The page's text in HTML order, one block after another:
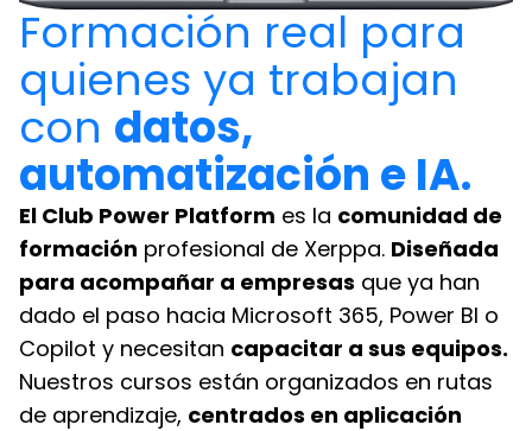
Formación real para
quienes ya trabajan
con datos,
automatización e IA.
El Club Power Platform es la comunidad de
formación profesional de Xerppa. Diseñada
para acompañar a empresas que ya han
dado el paso hacia Microsoft 365, Power BI o
Copilot y necesitan capacitar a sus equipos.
Nuestros cursos están organizados en rutas
de aprendizaje, centrados en aplicación